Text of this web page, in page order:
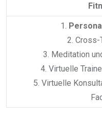
1.
2. Cross-
3. Meditation
4. Virtuelle
5. Virtuelle